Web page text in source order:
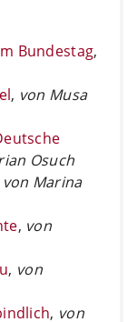
Bundestag,
, von Musa
Osuch
von Marina
, von
, von
, von